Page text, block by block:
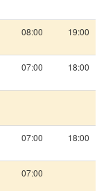
08:00 19:00
07:00 18:00
07:00 18:00
07:00